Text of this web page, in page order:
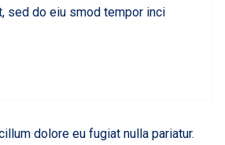
sed do eiu smod tempor inci
dolore eu fugiat nulla pariatur.